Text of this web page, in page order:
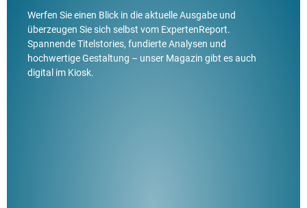
Werfen Sie einen Blick in die aktuelle Ausgabe und
überzeugen Sie sich selbst vom ExpertenReport.
Spannende Titelstories, fundierte Analysen und
hochwertige Gestaltung – unser Magazin gibt es auch
digital im Kiosk.